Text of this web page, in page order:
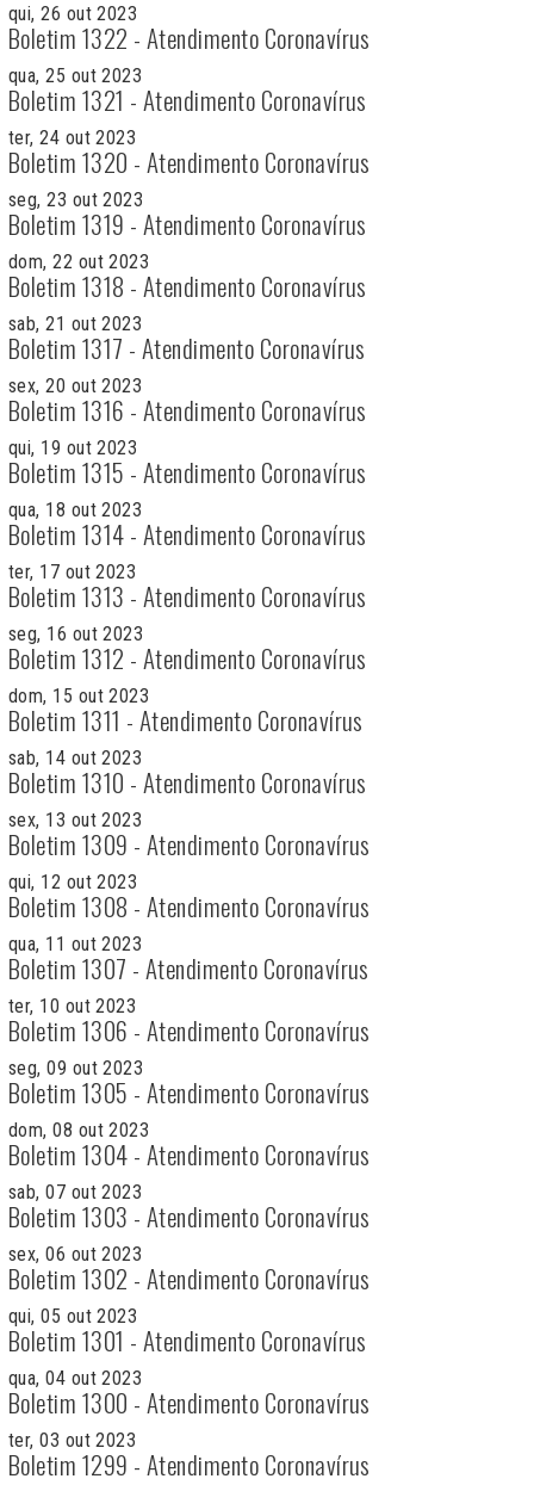
qui, 26 out 2023
Boletim 1322 - Atendimento Coronavírus
qua, 25 out 2023
Boletim 1321 - Atendimento Coronavírus
ter, 24 out 2023
Boletim 1320 - Atendimento Coronavírus
seg, 23 out 2023
Boletim 1319 - Atendimento Coronavírus
dom, 22 out 2023
Boletim 1318 - Atendimento Coronavírus
sab, 21 out 2023
Boletim 1317 - Atendimento Coronavírus
sex, 20 out 2023
Boletim 1316 - Atendimento Coronavírus
qui, 19 out 2023
Boletim 1315 - Atendimento Coronavírus
qua, 18 out 2023
Boletim 1314 - Atendimento Coronavírus
ter, 17 out 2023
Boletim 1313 - Atendimento Coronavírus
seg, 16 out 2023
Boletim 1312 - Atendimento Coronavírus
dom, 15 out 2023
Boletim 1311 - Atendimento Coronavírus
sab, 14 out 2023
Boletim 1310 - Atendimento Coronavírus
sex, 13 out 2023
Boletim 1309 - Atendimento Coronavírus
qui, 12 out 2023
Boletim 1308 - Atendimento Coronavírus
qua, 11 out 2023
Boletim 1307 - Atendimento Coronavírus
ter, 10 out 2023
Boletim 1306 - Atendimento Coronavírus
seg, 09 out 2023
Boletim 1305 - Atendimento Coronavírus
dom, 08 out 2023
Boletim 1304 - Atendimento Coronavírus
sab, 07 out 2023
Boletim 1303 - Atendimento Coronavírus
sex, 06 out 2023
Boletim 1302 - Atendimento Coronavírus
qui, 05 out 2023
Boletim 1301 - Atendimento Coronavírus
qua, 04 out 2023
Boletim 1300 - Atendimento Coronavírus
ter, 03 out 2023
Boletim 1299 - Atendimento Coronavírus